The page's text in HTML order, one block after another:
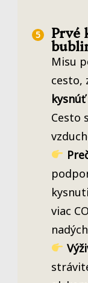
Prvé
Misu
cesto,
kysnúť
Cesto
viac